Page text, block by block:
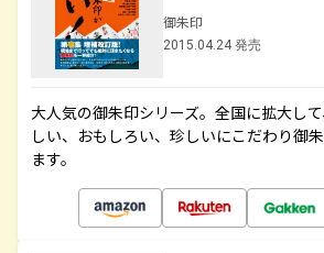
御朱印
2015.04.24 発売
大人気の御朱印シリーズ。全国に拡大し
しい、おもしろい、珍しいにこだわり御
ます。